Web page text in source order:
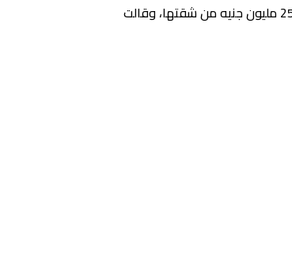
وظهر في قاعة المحكمة مرتديًا تي شيرت أسود ونظارة سوداء؛ وأكد أن زوجة خالد يوم اتهمته بسرقة مقتنيات تصل قيمتها إلى 250 مليون جنيه من شقتها، وقالت